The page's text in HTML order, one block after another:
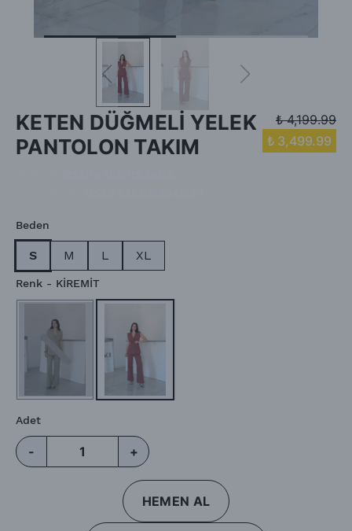
KETEN DÜĞMELİ YELEK
PANTOLON TAKIM
₺ 4,199.99
₺ 3,499.99
Beden
S M L XL
Renk - KİREMİT
Adet
- +
HEMEN AL